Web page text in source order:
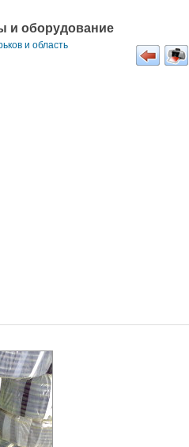
и оборудование
и область